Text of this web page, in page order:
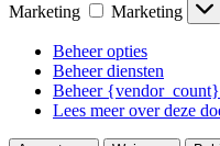
Marketing
Marketing
Beheer opties
Beheer diensten
Beheer
Lees meer over deze